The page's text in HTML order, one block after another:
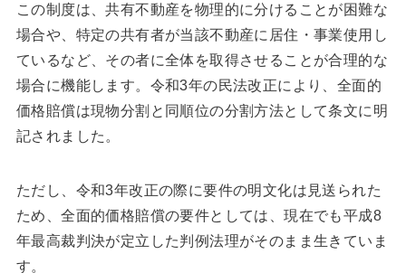
この制度は、共有不動産を物理的に分けることが困難な
場合や、特定の共有者が当該不動産に居住・事業使用し
ているなど、その者に全体を取得させることが合理的な
場合に機能します。令和3年の民法改正により、全面的
価格賠償は現物分割と同順位の分割方法として条文に明
記されました。
ただし、令和3年改正の際に要件の明文化は見送られた
ため、全面的価格賠償の要件としては、現在でも平成8
年最高裁判決が定立した判例法理がそのまま生きていま
す。